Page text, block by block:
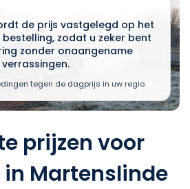
de prijs vastgelegd op het
zodat u zeker bent
zonder onaangename
verrassingen.
tegen de dagprijs in uw regio.
prijzen voor
Martenslinde